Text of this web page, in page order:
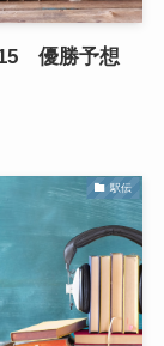
優勝予想
駅伝